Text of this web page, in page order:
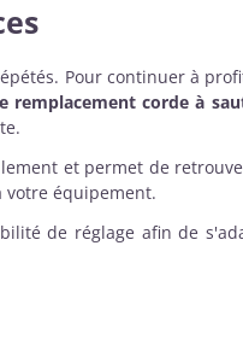
Pour continuer à
remplacement corde à
et permet de
votre équipement.
de réglage afin de